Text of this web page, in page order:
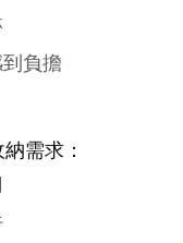
負擔
需求：